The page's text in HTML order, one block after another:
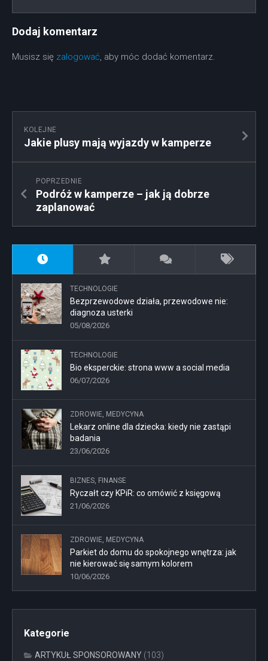
Dodaj komentarz
Musisz się zalogować, aby móc dodać komentarz.
KOLEJNE
Jakie plusy mają wyjazdy w kamperze
POPRZEDNIE
Podróż w kamperze – jak ją dobrze
zaplanować
TECHNOLOGIE
Bezprzewodowe działa, przewodowe nie:
diagnoza usterki
05/08/2026
TECHNOLOGIE
Bio eksperckie: strona www a social media
06/07/2026
ZDROWIE, MEDYCYNA
Lekarz online dla dziecka: kiedy nie zastąpi
badania
23/06/2026
BIZNES, FINANSE
Ryczałt czy KPiR: co omówić z księgową
21/06/2026
ZDROWIE, MEDYCYNA
Parkiet do domu do spokojnego wnętrza: jak
nie kierować się samym kolorem
10/06/2026
Kategorie
ARTYKUŁ SPONSOROWANY (103)